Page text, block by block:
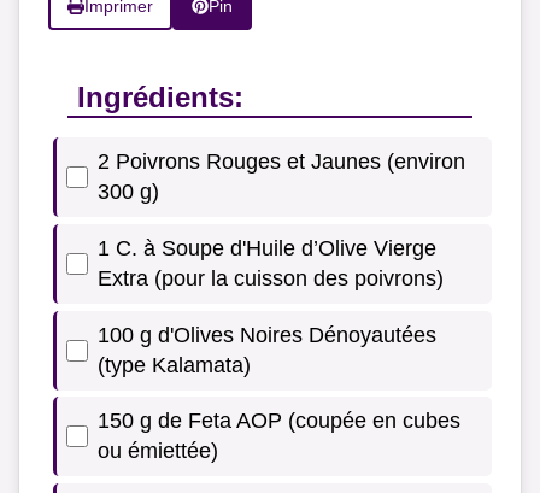
Imprimer Pin
Ingrédients:
2 Poivrons Rouges et Jaunes (environ
300 g)
1 C. à Soupe d'Huile d’Olive Vierge
Extra (pour la cuisson des poivrons)
100 g d'Olives Noires Dénoyautées
(type Kalamata)
150 g de Feta AOP (coupée en cubes
ou émiettée)